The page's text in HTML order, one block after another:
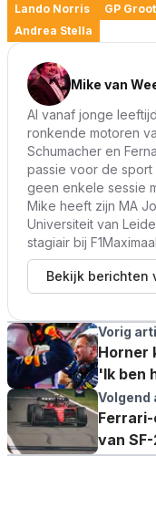
Lando Norris
GP
Andrea Stella
Mike van
Al vanaf jonge
ronkende motoren
Schumacher en
passie voor de
geen enkele sessie
Mike heeft zijn MA
Universiteit van
stagiair bij
Bekijk berichten
Vorig
Horner
'Ik ben
Volgend
van
alles'